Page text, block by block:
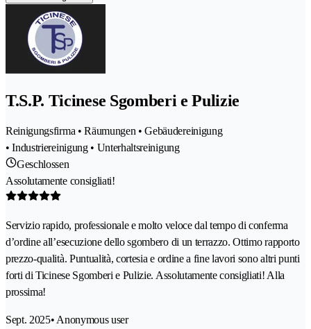
T.S.P. Ticinese Sgomberi e Pulizie
Reinigungsfirma • Räumungen • Gebäudereinigung
• Industriereinigung • Unterhaltsreinigung
Geschlossen
Assolutamente consigliati!
Servizio rapido, professionale e molto veloce dal tempo di conferma
d’ordine all’esecuzione dello sgombero di un terrazzo. Ottimo rapporto
prezzo-qualità. Puntualità, cortesia e ordine a fine lavori sono altri punti
forti di Ticinese Sgomberi e Pulizie. Assolutamente consigliati! Alla
prossima!
Sept. 2025• Anonymous user